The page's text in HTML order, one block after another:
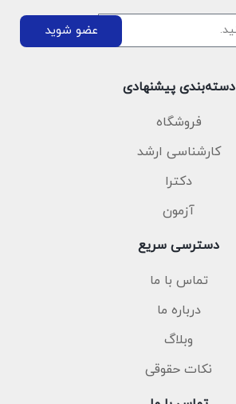
عضو شوید
دسته‌بندی پیشنهادی
فروشگاه
کارشناسی ارشد
دکترا
آزمون
دسترسی سریع
تماس با ما
درباره ما
وبلاگ
نکات حقوقی